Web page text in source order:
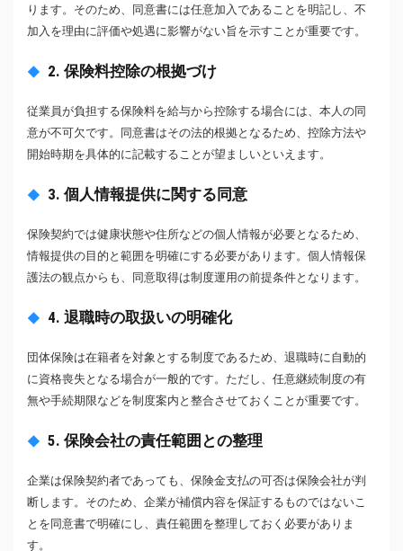
ります。そのため、同意書には任意加入であることを明記し、不
加入を理由に評価や処遇に影響がない旨を示すことが重要です。
2. 保険料控除の根拠づけ
従業員が負担する保険料を給与から控除する場合には、本人の同
意が不可欠です。同意書はその法的根拠となるため、控除方法や
開始時期を具体的に記載することが望ましいといえます。
3. 個人情報提供に関する同意
保険契約では健康状態や住所などの個人情報が必要となるため、
情報提供の目的と範囲を明確にする必要があります。個人情報保
護法の観点からも、同意取得は制度運用の前提条件となります。
4. 退職時の取扱いの明確化
団体保険は在籍者を対象とする制度であるため、退職時に自動的
に資格喪失となる場合が一般的です。ただし、任意継続制度の有
無や手続期限などを制度案内と整合させておくことが重要です。
5. 保険会社の責任範囲との整理
企業は保険契約者であっても、保険金支払の可否は保険会社が判
断します。そのため、企業が補償内容を保証するものではないこ
とを同意書で明確にし、責任範囲を整理しておく必要がありま
す。